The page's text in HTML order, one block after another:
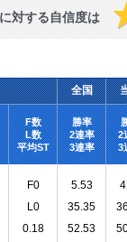
対する自信度は
全国
F数
L数
平均ST
勝率
2連率
3連率
2
3
F0
L0
0.18
5.53
35.35
52.53